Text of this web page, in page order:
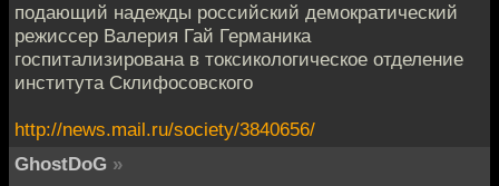
подающий надежды российский демократический
режиссер Валерия Гай Германика
госпитализирована в токсикологическое отделение
института Склифосовского
http://news.mail.ru/society/3840656/
GhostDoG »